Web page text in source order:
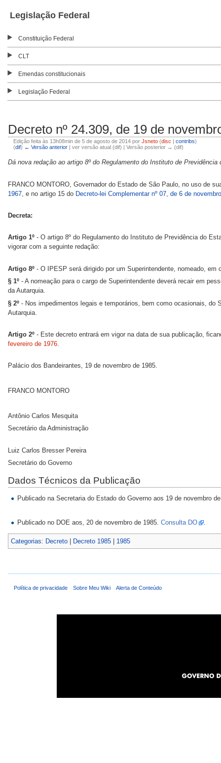
Legislação Federal
Constituição Federal
CLT
Emendas constitucionais
Legislação Federal
Decreto nº 24.309, de 19 de
Edição feita às 13h08min de 5 de agosto de 2014 por Jsneto (disc contribs)
(dif) ← Versão anterior| ver versão atual (dif) | Versão posterior → (dif)
Dá nova redação ao artigo 8º do Regulamento do Instituto de
FRANCO MONTORO, Governador do Estado de São Paulo, no uso de
1967 , e no artigo 15 do Decreto-lei Complementar nº 07, de 6 de
Decreta:
Artigo 1º - O artigo 8º do Regulamento do Instituto de Previdência do
vigorar com a seguinte redação:
Artigo 8º - O IPESP será dirigido por um Superintendente, nomeado, em
§ 1º - A nomeação para o cargo de Superintendente deverá recair em
da Autarquia.
§ 2º - Nos impedimentos legais e temporários, bem como ocasionais, do
Autarquia.
Artigo 2º - Este decreto entrará em vigor na data de sua publicação,
fevereiro de 1976.
Palácio dos Bandeirantes, 19 de novembro de 1985.
FRANCO MONTORO
Antônio Carlos Mesquita
Secretário da Administração
Luiz Carlos Bresser Pereira
Secretário do Governo
Dados Técnicos da Publicação
Publicado na Secretaria do Estado do Governo aos 19 de novembro
Publicado no DOE aos, 20 de novembro de 1985.Consulta DO .
Categorias: Decreto Decreto 1985 1985
Política de privacidade Sobre Meu Wiki Alerta de Conteúdo